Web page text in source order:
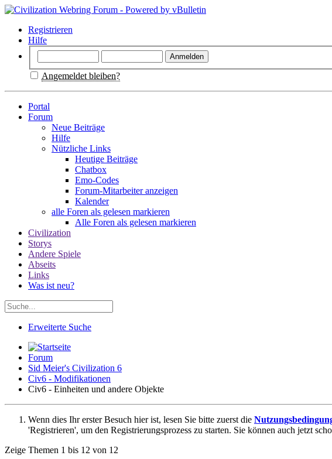
Registrieren
Hilfe
Angemeldet bleiben?
Portal
Forum
Neue Beiträge
Hilfe
Nützliche Links
Heutige Beiträge
Chatbox
Emo-Codes
Forum-Mitarbeiter anzeigen
Kalender
alle Foren als gelesen markieren
Alle Foren als gelesen markieren
Civilization
Storys
Andere Spiele
Abseits
Links
Was ist neu?
Erweiterte Suche
Forum
Sid Meier's Civilization 6
Civ6 - Modifikationen
Civ6 - Einheiten und andere Objekte
Wenn dies Ihr erster Besuch hier ist, lesen Sie bitte zuerst die
'Registrieren', um den Registrierungsprozess zu starten. Sie können auch jetzt
Zeige Themen 1 bis 12 von 12